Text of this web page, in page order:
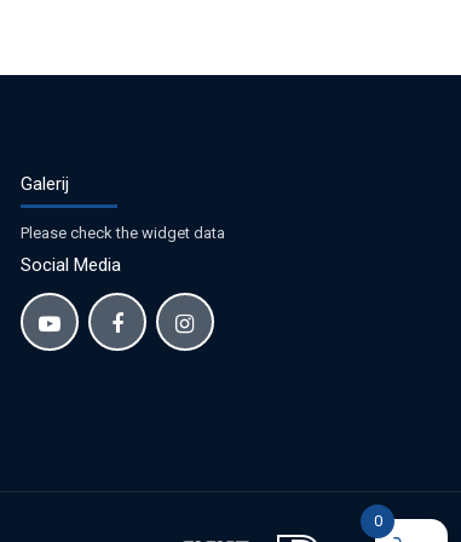
Galerij
Please check the widget data
Social Media
0